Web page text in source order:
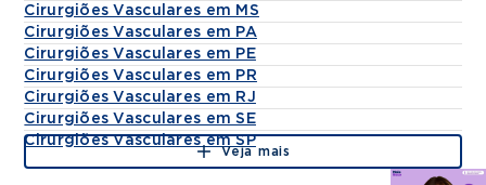
Cirurgiões Vasculares em MS
Cirurgiões Vasculares em PA
Cirurgiões Vasculares em PE
Cirurgiões Vasculares em PR
Cirurgiões Vasculares em RJ
Cirurgiões Vasculares em SE
Cirurgiões Vasculares em SP
Veja mais